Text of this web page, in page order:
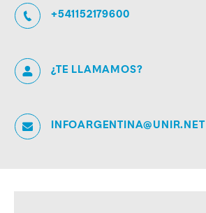
+541152179600
¿TE LLAMAMOS?
INFOARGENTINA@UNIR.NET